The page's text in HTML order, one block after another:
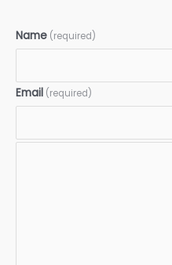
Name (required)
Email (required)